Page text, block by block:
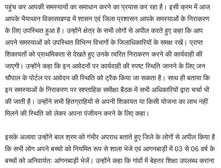
पहुंच कर आपकी समस्यायों का समाधान करने का प्रयास कर रहा है। इसी क्रम में आज
आपके भैयाथान विकासखण्ड में शासन एवं जिला प्रशासन आपके समस्याओं के निराकरण
के लिए उपस्थित हुआ है। उन्होंने क्षेत्र के सभी लोगों से अपील करते हुए कहा कि आप
अपने समस्याओं को उपस्थित विभिन्न विभागों के जिलाधिकारियों के समक्ष रखें। प्राप्त
शिकायतों को प्राथमिकता से देखते हुए उनके त्वरित निराकरण करने की कार्यवाही की
जाएगी। उन्होंने कहा कि इन आवेदनों पर कार्यवाही की स्पष्ट स्थिति जानने के लिए जन
चौपाल के पोर्टल पर आवेदन की स्थिति को ट्रैक किया जा सकता है। साथ ही बताया कि
इन समस्याओं के निराकरण पर साप्ताहिक समीक्षा बैठक में सभी अधिकारियों द्वारा चर्चा भी
की जाती है। उन्होंने सभी हितग्राहियों से अपनी शिकायत या किसी योजना का लाभ नहीं
मिलने की स्थिति को लेकर अपना पंजीयन करने के लिए कहा।
इसके अलावा उन्होंने बाल श्रम को गंभीर अपराध बताते हुए जिले के लोगों से अपील किया है
कि सभी लोग अपने बच्चो को नियमित रूप से शाला भेजे एवं आगनबाड़ी में 03 से 06 वर्ष के
बच्चों को अनिवार्यतः आंगनबाड़ी भेजें। उन्होंने कहा कि गांवों में बेहतर शिक्षा उपलब्ध कराना